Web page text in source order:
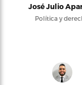
José Julio
Política y